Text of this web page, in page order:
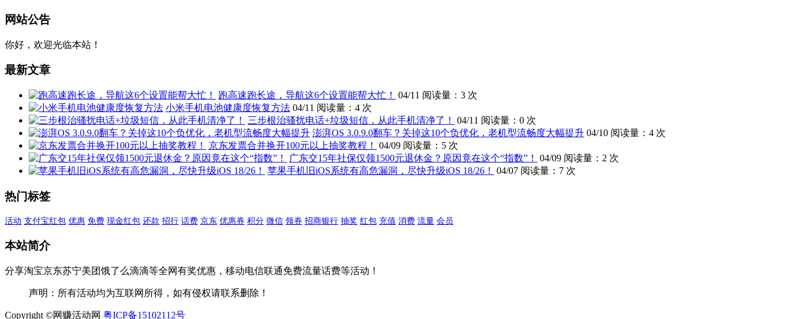
红
包!
章
导
航
网站公告
你好，欢迎光临本站！
最新文章
跑高速跑长途，导航这6个设置能帮大忙！ 04/11 阅读量：3 次
小米手机电池健康度恢复方法 04/11 阅读量：4 次
三步根治骚扰电话+垃圾短信，从此手机清净了！
04/11 阅读量：0 次
澎湃OS 3.0.9.0翻车？关掉这10个负优化，老机型流畅度大幅提升 04/10 阅读量：4 次
京东发票合并换开100元以上抽奖教程！
04/09 阅读量：5 次
广东交15年社保仅领1500元退休金？原因竟在这个“指数”！
04/09 阅读量：2 次
苹果手机旧iOS系统有高危漏洞，尽快升级iOS 18/26！
04/07 阅读量：7 次
热门标签
活动 支付宝红包 优惠 免费 现金红包 还款 招行 话费 京东 优惠券 积分 微信 领券 招商银行 抽奖 红包 充值 消费 流量 会员
本站简介
分享淘宝京东苏宁美团饿了么滴滴等全网有奖优惠，移动电信联通免费流量话费等活动！
声明：所有活动均为互联网所得，如有侵权请联系删除！
Copyright ©网赚活动网 粤ICP备15102112号